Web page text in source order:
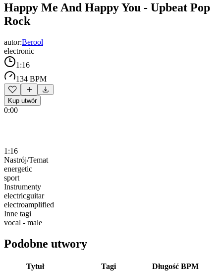
Happy Me And Happy You - Upbeat Pop
Rock
autor:Berool
electronic
1:16
134 BPM
Kup utwór
0:00
1:16
Nastrój/Temat
energetic
sport
Instrumenty
electricguitar
electroamplified
Inne tagi
vocal - male
Podobne utwory
Tytuł Tagi Długość BPM